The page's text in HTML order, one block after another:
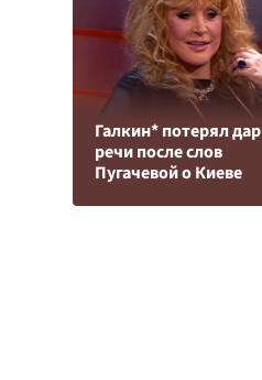
Галкин* потерял дар
речи после слов
Пугачевой о Киеве